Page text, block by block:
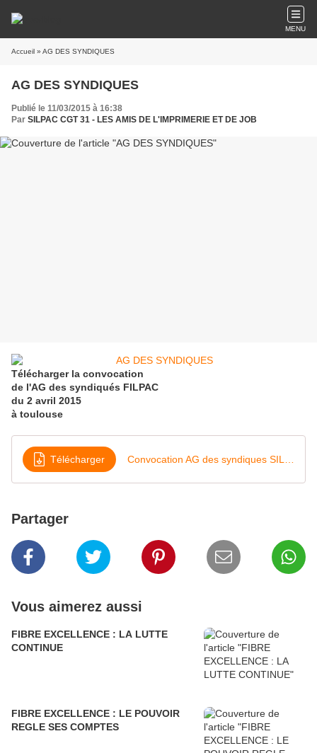
MENU
Accueil » AG DES SYNDIQUES
AG DES SYNDIQUES
Publié le 11/03/2015 à 16:38
Par SILPAC CGT 31 - LES AMIS DE L'IMPRIMERIE ET DE JOB
Télécharger la convocation
de l'AG des syndiqués FILPAC
du 2 avril 2015
à toulouse
Télécharger
Partager
Vous aimerez aussi
FIBRE EXCELLENCE : LA LUTTE
CONTINUE
FIBRE EXCELLENCE : LE POUVOIR
REGLE SES COMPTES